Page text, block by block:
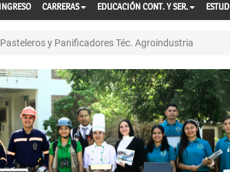
CARRERAS EDUCACIÓN CONT. Y SER.
y Panificadores Téc. Agroindustria